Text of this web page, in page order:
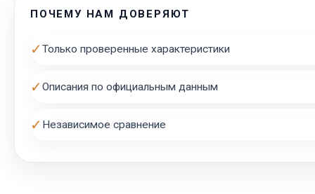
ПОЧЕМУ НАМ ДОВЕРЯЮТ
✓Только проверенные характеристики
✓Описания по официальным данным
✓ Независимое сравнение